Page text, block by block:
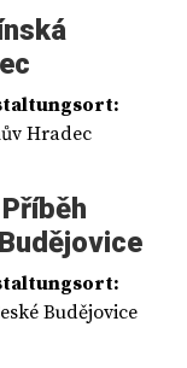
Hradec
Budějovice